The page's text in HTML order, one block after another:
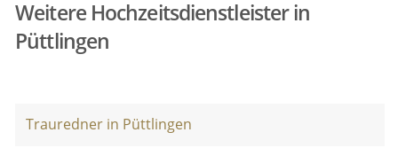
Weitere Hochzeitsdienstleister in
Püttlingen
Trauredner in Püttlingen